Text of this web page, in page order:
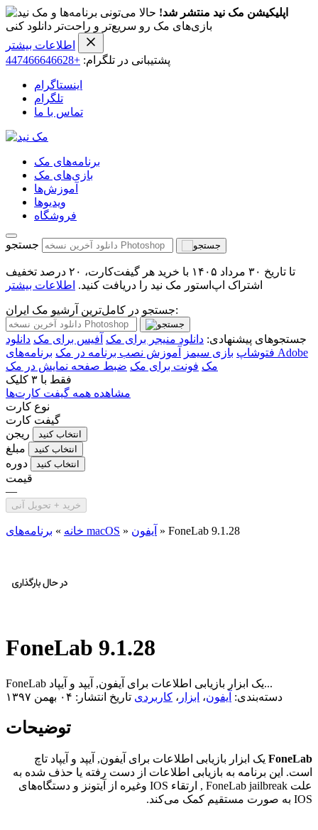
اپلیکیشن مک نید منتشر شد! حالا می‌تونی برنامه‌ها و
بازی‌های مک رو سریع‌تر و راحت‌تر دانلود کنی
اطلاعات بیشتر
پشتیبانی در تلگرام: +447466646628
اینستاگرام
تلگرام
تماس با ما
برنامه‌های مک
بازی‌های مک
آموزش‌ها
ویدیو‌ها
فروشگاه
جستجو
تا تاریخ ۳۰ مرداد ۱۴۰۵ با خرید هر گیفت‌کارت، ۲۰ درصد تخفیف
اشتراک اپ‌استور مک نید را دریافت کنید. اطلاعات بیشتر
جستجو در کامل‌ترین آرشیو مک ایران:
جستجوهای پیشنهادی: دانلود منیجر برای مک آفیس برای مک دانلود
فتوشاپ بازی سیمز آموزش نصب برنامه در مک برنامه‌های Adobe
مک فونت برای مک ضبط صفحه نمایش در مک
فقط با ۳ کلیک
مشاهده همه گیفت کارت‌ها
نوع کارت
گیفت کارت
ریجن
انتخاب کنید
مبلغ انتخاب کنید
دوره انتخاب کنید
قیمت
—
خرید + تحویل آنی
خانه » برنامه‌های macOS » آیفون » FoneLab 9.1.28
FoneLab 9.1.28
FoneLab یک ابزار بازیابی اطلاعات برای آیفون, آیپد و آیپاد...
دسته‌بندی: آیفون، ابزار ، کاربردی تاریخ انتشار: ۰۴ بهمن ۱۳۹۷
توضیحات
FoneLab یک ابزار بازیابی اطلاعات برای آیفون, آیپد و آیپاد تاچ
است. این برنامه به بازیابی اطلاعات از دست رفته یا حذف شده به
علت FoneLab jailbreak , ارتقاء IOS وغیره از آیتونز و دستگاه‌های
IOS به صورت مستقیم کمک می‌کند.